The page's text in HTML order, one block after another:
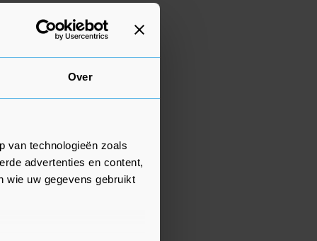
Over
van technologieën zoals
advertenties en content,
wie uw gegevens gebruikt